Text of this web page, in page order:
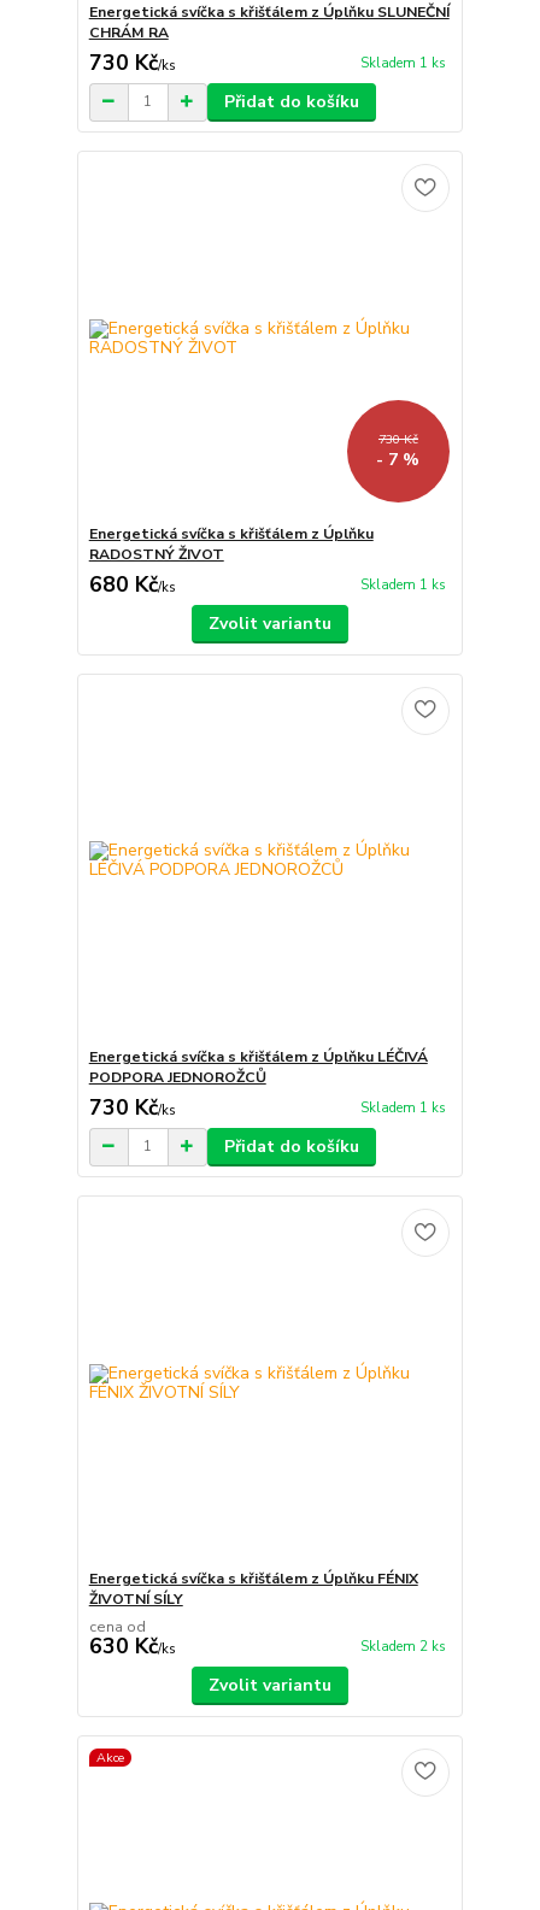
Energetická svíčka s křišťálem z Úplňku SLUNEČNÍ
CHRÁM RA
730 Kč/ks Skladem 1 ks
Přidat do košíku
730 Kč
- 7 %
Energetická svíčka s křišťálem z Úplňku
RADOSTNÝ ŽIVOT
680 Kč/ks Skladem 1 ks
Zvolit variantu
Energetická svíčka s křišťálem z Úplňku LÉČIVÁ
PODPORA JEDNOROŽCŮ
730 Kč/ks Skladem 1 ks
Přidat do košíku
Energetická svíčka s křišťálem z Úplňku FÉNIX
ŽIVOTNÍ SÍLY
cena od
630 Kč/ks Skladem 2 ks
Zvolit variantu
Akce